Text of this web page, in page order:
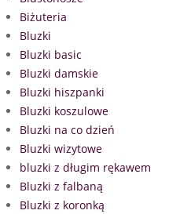
Biżuteria
Bluzki
Bluzki basic
Bluzki damskie
Bluzki hiszpanki
Bluzki koszulowe
Bluzki na co dzień
Bluzki wizytowe
bluzki z długim rękawem
Bluzki z falbaną
Bluzki z koronką